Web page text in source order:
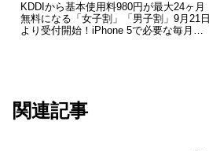
KDDIから基本使用料980円が最大24ヶ月
無料になる「女子割」「男子割」9月21日
より受付開始！iPhone 5で必要な毎月の
関連記事